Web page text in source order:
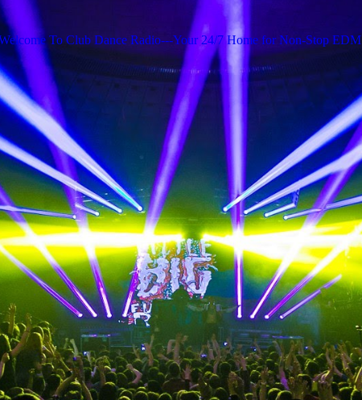
To Club Dance Radio---Your 24/7 Home for Non-Stop EDM